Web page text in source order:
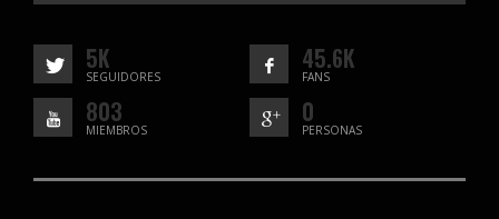
5K
SEGUIDORES
45.6K
FANS
803
MIEMBROS
0
PERSONAS